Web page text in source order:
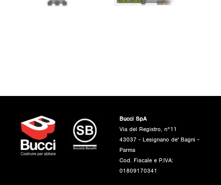
Bucci SpA
Via del Registro, n°11
43037 - Lesignano de' Bagni -
Parma
Cod. Fiscale e P.IVA:
01809170341